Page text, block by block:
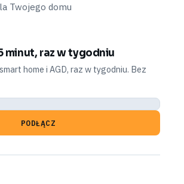
Twojego domu
minut, raz w tygodniu
home i AGD, raz w tygodniu. Bez
PODŁĄCZ